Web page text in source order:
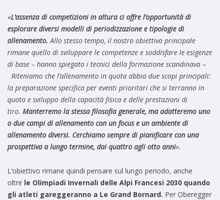
«L’assenza di competizioni in altura ci offre l’opportunità di
esplorare diversi modelli di periodizzazione e tipologie di
allenamento. Allo stesso tempo, il nostro obiettivo principale
rimane quello di sviluppare le competenze e soddisfare le esigenze
di base – hanno spiegato i tecnici della formazione scandinava –
Riteniamo che l’allenamento in quota abbia due scopi principali:
la preparazione specifica per eventi prioritari che si terranno in
quota e sviluppo della capacità fisica e delle prestazioni di
tiro. Manterremo la stessa filosofia generale, ma adatteremo uno
o due campi di allenamento con un focus e un ambiente di
allenamento diversi. Cerchiamo sempre di pianificare con una
prospettiva a lungo termine, dai quattro agli otto anni».
L’obiettivo rimane quindi pensare sul lungo periodo, anche
oltre le Olimpiadi Invernali delle Alpi Francesi 2030 quando
gli atleti gareggeranno a Le Grand Bornard. Per Oberegger